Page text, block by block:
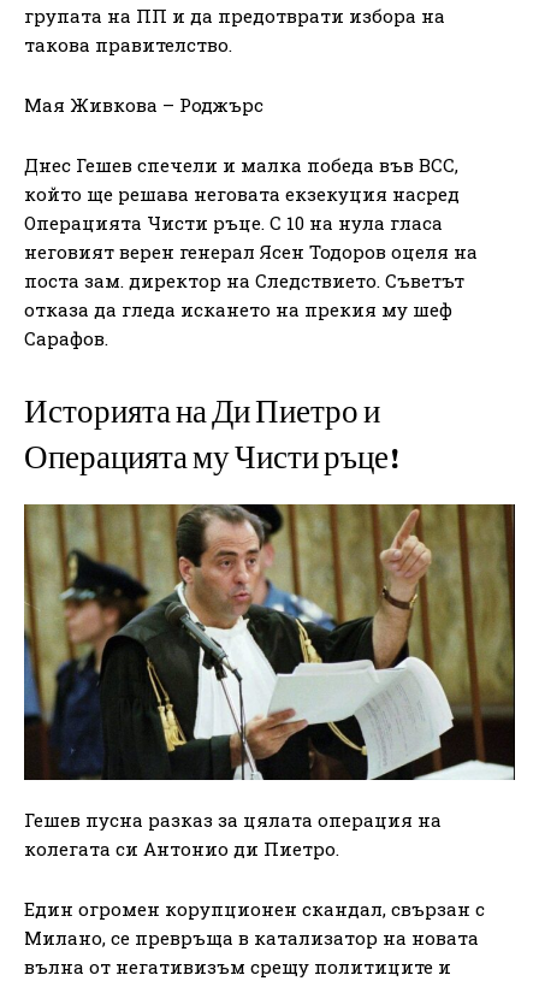
групата на ПП и да предотврати избора на
такова правителство.
Мая Живкова – Роджърс
Днес Гешев спечели и малка победа във ВСС,
който ще решава неговата екзекуция насред
Операцията Чисти ръце. С 10 на нула гласа
неговият верен генерал Ясен Тодоров оцеля на
поста зам. директор на Следствието. Съветът
отказа да гледа искането на прекия му шеф
Сарафов.
Историята на Ди Пиетро и
Операцията му Чисти ръце!
Гешев пусна разказ за цялата операция на
колегата си Антонио ди Пиетро.
Един огромен корупционен скандал, свързан с
Милано, се превръща в катализатор на новата
вълна от негативизъм срещу политиците и